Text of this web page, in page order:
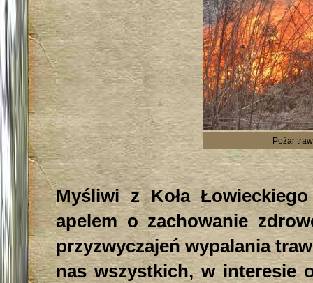
Pożar
Myśliwi z Koła
apelem o zachowanie
przyzwyczajeń wypalania
nas wszystkich, w interesie